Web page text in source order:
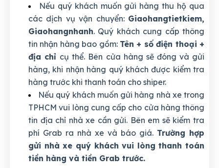
Nếu quý khách muốn gửi hàng thu hộ qua
các dịch vụ vận chuyển: Giaohangtietkiem,
Giaohangnhanh. Quý khách cung cấp thông
tin nhận hàng bao gồm: Tên + số điện thoại +
địa chỉ cụ thể. Bên cửa hàng sẽ đóng và gửi
hàng, khi nhận hàng quý khách được kiểm tra
hàng trước khi thanh toán cho shiper.
Nếu quý khách muốn gửi hàng nhà xe trong
TPHCM vui lòng cung cấp cho cửa hàng thông
tin địa chỉ nhà xe cần gửi. Bên em sẽ kiểm tra
phí Grab ra nhà xe và báo giá. Trường hợp
gửi nhà xe quý khách vui lòng thanh toán
tiền hàng và tiền Grab trước.